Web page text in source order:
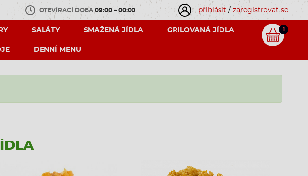
OTEVÍRACÍ DOBA 09:00 – 00:00 přihlásit / zaregistrovat se
SALÁTY SMAŽENÁ JÍDLA GRILOVANÁ JÍDLA
DENNÍ MENU
1